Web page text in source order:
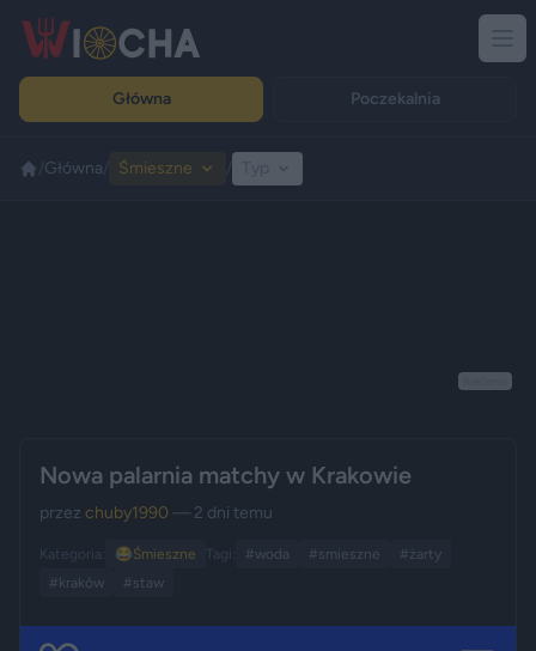
Główna Poczekalnia
Główna Śmieszne
Nowa palarnia matchy w Krakowie
przez chuby1990 — 2 dni temu
Kategoria: 😂Śmieszne Tagi: #woda #smieszne
#żarty
#kraków
#staw